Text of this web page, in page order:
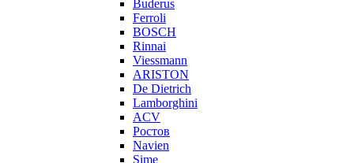
Buderus
Ferroli
BOSCH
Rinnai
Viessmann
ARISTON
De Dietrich
Lamborghini
ACV
Ростов
Navien
Sime